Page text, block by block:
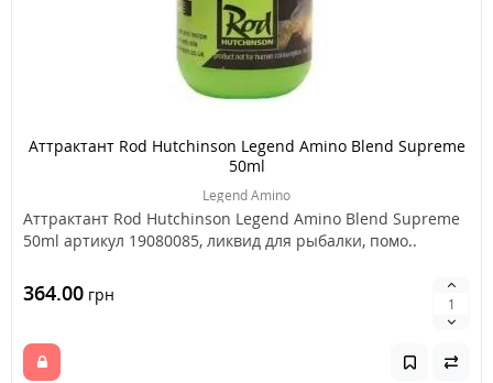
Аттрактант Rod Hutchinson Legend Amino Blend Supreme
50ml
Legend Amino
Аттрактант Rod Hutchinson Legend Amino Blend Supreme
50ml артикул 19080085, ликвид для рыбалки, помо..
364.00 грн